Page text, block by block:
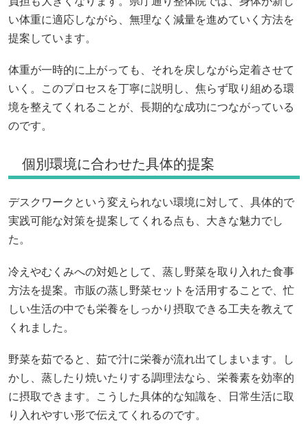
い体重に適応しながら、無理なく減量を進めていく方法を
提案しています。
体重が一時的に上がっても、それを戻しながら定着させて
いく。このプロセスを丁寧に説明し、焦らず取り組める環
境を整えてくれることが、長期的な成功につながっている
のです。
個別環境に合わせた具体的提案
デスクワークという変えられない環境に対して、具体的で
実践可能な対策を提案してくれる点も、大きな魅力でし
た。
冷えやむくみへの対処として、蒸し野菜を取り入れた食事
方法を提案。市販の蒸し野菜セットを活用することで、忙
しい生活の中でも栄養をしっかり摂取できる工夫を教えて
くれました。
野菜を茹でると、茹で汁に栄養が流れ出てしまいます。し
かし、蒸したり焼いたりする調理法なら、栄養素を効率的
に摂取できます。こうした具体的な知識を、日常生活に取
り入れやすい形で伝えてくれるのです。